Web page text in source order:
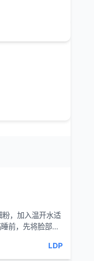
，加入温开水适
前，先将脸部洗
LDP